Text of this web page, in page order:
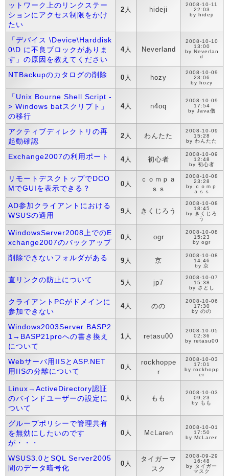
ットワーク上のリンクステー
ションにアクセス制限をかけ
たい
2 人 hideji
2008-10-11
22:03
by hideji
「デバイス \Device\Harddisk
0\D に不良ブロックがありま
す」の原因を教えてください
4人 Neverland
2008-10-10
13:00
by Neverlan
d
NTBackupのカタログの削除 0 人 hozy
2008-10-09
23:06
by hozy
「Unix Bourne Shell Script -
> Windows batスクリプト」
の移行
4人 n4oq
2008-10-09
17:54
by Java僧
アクティブディレクトリの再
起動確認
2 人 わんたた
2008-10-09
15:28
by わんたた
Exchange2007の利用ポート 4人 初心者
2008-10-09
12:48
by 初心者
リモートデスクトップでDCO
MでGUIを表示できる？
0 人
ｃｏｍｐａ
ｓｓ
2008-10-08
23:28
by ｃｏｍｐ
ａｓｓ
AD参加クライアントにおける
WSUSの適用
9 人 きくじろう
2008-10-08
18:45
by きくじろ
う
WindowsServer2008上でのE
xchange2007のバックアップ
0 人 ogr
2008-10-08
15:23
by ogr
削除できないフォルダがある 9 人 京
2008-10-08
14:46
by 京
直リンクの防止について 5 人 jp7
2008-10-07
15:38
by さとし
クライアントPCがドメインに
参加できない
4人 のの
2008-10-06
17:30
by のの
Windows2003Server BASP2
1→BASP21proへの書き換え
について
1 人 retasu00
2008-10-05
02:36
by retasu00
Webサーバ用IISとASP.NET
用IISの分離について
0 人
rockhoppe
r
2008-10-03
17:01
by rockhopp
er
Linux→ActiveDirectory認証
のバインドユーザーの設定に
ついて
0 人 もも
2008-10-03
09:23
by もも
グループポリシーで管理共有
を無効にしたいのです
が・・・
0 人 McLaren
2008-10-01
17:50
by McLaren
WSUS3.0とSQL Server2005
間のデータ暗号化
0 人
タイガーマ
スク
2008-09-29
16:48
by タイガー
マスク